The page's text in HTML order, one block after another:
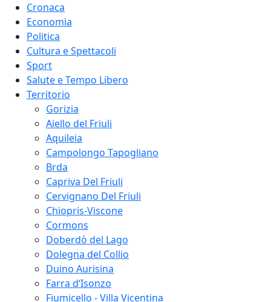
Cronaca
Economia
Politica
Cultura e Spettacoli
Sport
Salute e Tempo Libero
Territorio
Gorizia
Aiello del Friuli
Aquileia
Campolongo Tapogliano
Brda
Capriva Del Friuli
Cervignano Del Friuli
Chiopris-Viscone
Cormons
Doberdò del Lago
Dolegna del Collio
Duino Aurisina
Farra d‘Isonzo
Fiumicello - Villa Vicentina